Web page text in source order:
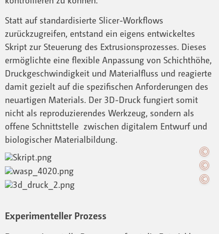
Statt auf standardisierte Slicer-Workflows
zurückzugreifen, entstand ein eigens entwickeltes
Skript zur Steuerung des Extrusionsprozesses. Dieses
ermöglichte eine flexible Anpassung von Schichthöhe,
Druckgeschwindigkeit und Materialfluss und reagierte
damit gezielt auf die spezifischen Anforderungen des
neuartigen Materials. Der 3D-Druck fungiert somit
nicht als reproduzierendes Werkzeug, sondern als
offene Schnittstelle zwischen digitalem Entwurf und
biologischer Materialbildung.
Experimenteller Prozess